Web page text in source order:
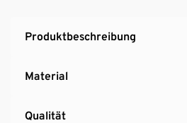
Produktbeschreibung
Material
Qualität